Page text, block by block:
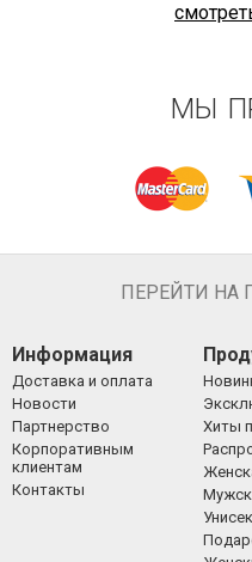
МЫ
ПЕРЕЙТИ НА
Информация
Доставка и оплата
Новости
Партнерство
Корпоративным
клиентам
Контакты
Хиты